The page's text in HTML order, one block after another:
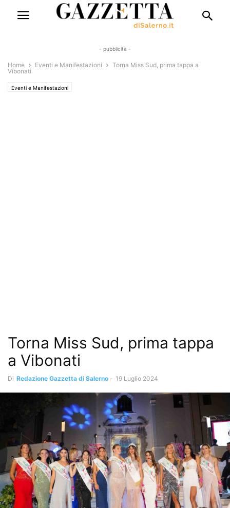
- pubblicità -
Home Eventi e Manifestazioni
Torna Miss Sud, prima tappa a
Vibonati
Eventi e Manifestazioni
Torna Miss Sud, prima tappa
a Vibonati
Di Redazione Gazzetta di Salerno - 19 Luglio 2024